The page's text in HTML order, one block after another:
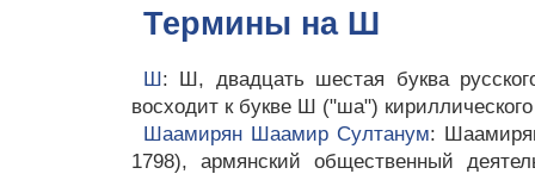
Термины на Ш
Ш: Ш, двадцать шестая буква
восходит к букве Ш ("ша")
Шаамирян Шаамир Султанум:
1798), армянский общественный